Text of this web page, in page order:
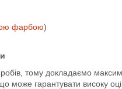
фарбою)
тому докладаємо
може гарантувати високу